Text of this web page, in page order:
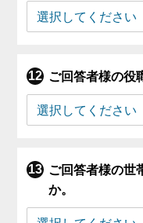
ご回答者様の役
ご回答者様の世
か。